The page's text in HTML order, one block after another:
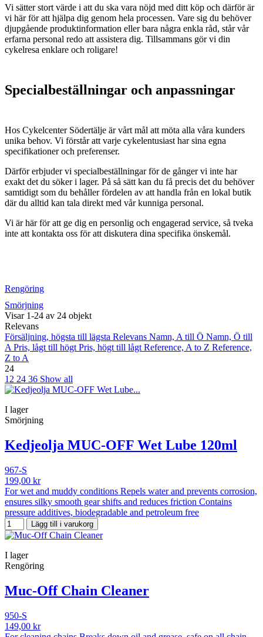
Vi sätter stort värde i att du ska vara nöjd med ditt köp och därför är
vi här för att hjälpa dig genom hela processen. Vare sig du behöver
djupgående produktinformation eller bara några enkla råd, står vår
erfarna personal redo att assistera dig. Tillsammans gör vi din
cykelresa enklare och roligare!
Specialbeställningar och anpassningar
Hos Cykelcenter Södertälje är vårt mål att möta alla våra kunders
unika behov. Vi förstår att varje cykelentusiast har sina egna
specifikationer och preferenser.
Därför erbjuder vi specialbeställningar för de gånger vi inte har
exakt det du söker i lager. På så sätt kan du få precis det du behöver
samtidigt som du behåller fördelen av att handla från en lokal butik
där du alltid kan tala direkt med vår kunniga personal.
Vi är här för att ge dig en personlig och engagerad service, så tveka
inte att kontakta oss för att diskutera dina specifika önskemål.
Rengöring
Smörjning
Visar 1-24 av 24 objekt
Relevans
Försäljning, högsta till lägsta Relevans Namn, A till Ö Namn, Ö till
A Pris, lågt till högt Pris, högt till lågt Reference, A to Z Reference,
Z to A
24
12 24 36 Show all
I lager
Smörjning
Kedjeolja MUC-OFF Wet Lube 120ml
967-S
199,00 kr
For wet and muddy conditions Repels water and prevents corrosion,
ensures silky smooth gear shifts and reduces friction Contains
pressure additives, biodegradable and petroleum free
Lägg till i varukorg
I lager
Rengöring
Muc-Off Chain Cleaner
950-S
149,00 kr